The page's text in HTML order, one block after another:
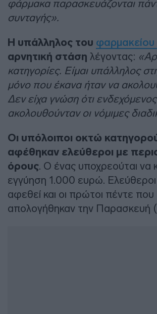
φάρμακα παρασκευάζονται
συνταγής».
Η υπάλληλος του φαρμακείου
αρνητική στάση λέγοντας:
κατηγορίες. Είμαι υπάλληλος
μόνο που έκανα ήταν να
Δεν είχα γνώση ότι
ακολουθούνταν οι νόμιμες
Οι υπόλοιποι οκτώ
αφέθηκαν ελεύθεροι με
όρους. Ο ένας υποχρεούται να
εγγύηση 1.000 ευρώ. Ελεύθεροι
αφεθεί και οι πρώτοι πέντε που
απολογήθηκαν την Παρασκευή